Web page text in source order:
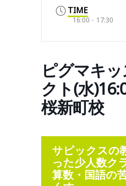
TIME
16:00 - 17:30
ピグマキ
クト(水
桜新町校
サピックスの
った少人数ク
算数・国語の